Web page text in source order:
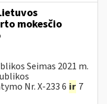
mokesčio
Seimas 2021 m.
Nr. X-233 6 ir 7